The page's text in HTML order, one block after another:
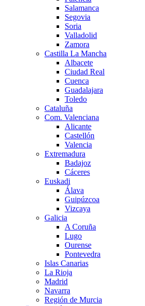
Salamanca
Segovia
Soria
Valladolid
Zamora
Castilla La Mancha
Albacete
Ciudad Real
Cuenca
Guadalajara
Toledo
Cataluña
Com. Valenciana
Alicante
Castellón
Valencia
Extremadura
Badajoz
Cáceres
Euskadi
Álava
Guipúzcoa
Vizcaya
Galicia
A Coruña
Lugo
Ourense
Pontevedra
Islas Canarias
La Rioja
Madrid
Navarra
Región de Murcia